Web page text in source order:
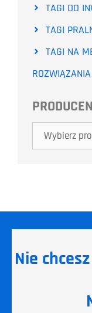
TAGI DO
TAGI
TAGI NA
Nie